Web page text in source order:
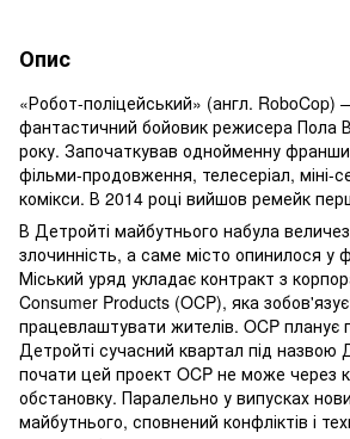
Опис
«Робот-поліцейський» (англ. RoboCop)
фантастичний бойовик режисера Пола
року. Започаткував однойменну
фільми-продовження, телесеріал, міні-
комікси. В 2014 році вийшов ремейк
В Детройті майбутнього набула
злочинність, а саме місто опинилося у
Міський уряд укладає контракт з
Consumer Products (OCP), яка
працевлаштувати жителів. OCP планує
Детройті сучасний квартал під назвою
почати цей проект OCP не може через
обстановку. Паралельно у випусках
майбутнього, сповнений конфліктів і